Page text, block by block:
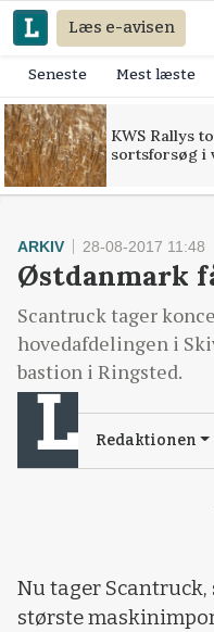
Læs e-avisen
Seneste Mest læste
KWS Rallys
sortsforsøg i
ARKIV 28-08-2017 11:48
Østdanmark
Scantruck tager
hovedafdelingen i
bastion i Ringsted.
Redaktionen
Nu tager
største